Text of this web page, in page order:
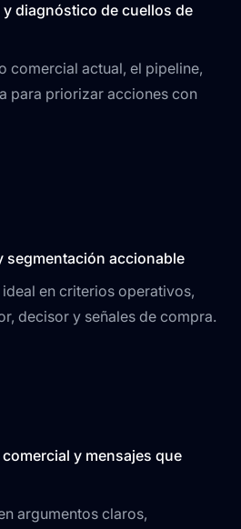
diagnóstico de cuellos de
comercial actual, el pipeline,
para priorizar acciones con
segmentación accionable
en criterios operativos,
decisor y señales de compra.
y mensajes que
argumentos claros,